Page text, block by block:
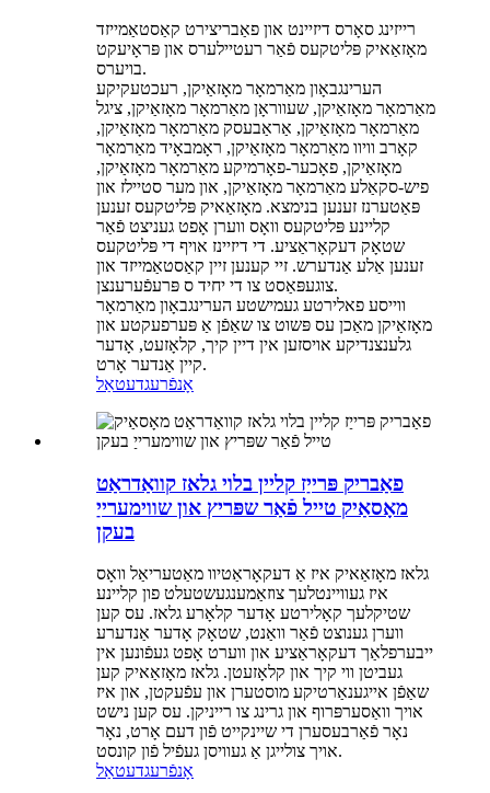
רייזינג סאָרס דיזיינט און פאַבריצירט קאַסטאַמייזד
מאָזאַאיק פּליטקעס פֿאַר רעטיילערס און פּראָיעקט
בויערס.
הערינגבאָון מאַרמאָר מאָזאַיקן, רעכטעקיקע
מאַרמאָר מאָזאַיקן, שעווראָן מאַרמאָר מאָזאַיקן, ציגל
מאַרמאָר מאָזאַיקן, אַראַבעסק מאַרמאָר מאָזאַיקן,
קאָרב וויוו מאַרמאָר מאָזאַיקן, ראָמבאָיד מאַרמאָר
מאָזאַיקן, פאָכער-פאָרמיקע מאַרמאָר מאָזאַיקן,
פיש-סקאַלע מאַרמאָר מאָזאַיקן, און מער סטיילז און
פּאַטערנז זענען בנימצא. מאָזאַאיק פּליטקעס זענען
קליינע פּליטקעס וואָס ווערן אָפט געניצט פֿאַר
שטאָק דעקאָראַציע. די דיזיינז אויף די פּליטקעס
זענען אַלע אַנדערש. זיי קענען זיין קאַסטאַמייזד און
צוגעפּאַסט צו די יחיד ס פּרעפֿערענצן.
ווייסע פאלירטע געמישטע הערינגבאָון מאַרמאָר
מאָזאַיקן מאַכן עס פּשוט צו שאַפֿן אַ פּערפעקטע און
גלענצנדיקע אויסזען אין דיין קיך, קלאָזעט, אָדער
קיין אַנדער אָרט.
אָנפֿרעגדעטאַל
פאַבריק פּרייַז קליין בלוי גלאז קוואַדראַט
מאָסאַיק טייל פֿאַר שפּריץ און שווימערייַ
בעקן
גלאז מאָזאַאיק איז אַ דעקאָראַטיוו מאַטעריאַל וואָס
איז געוויינטלעך צוזאַמענגעשטעלט פון קליינע
שטיקלעך קאָלירטע אָדער קלאָרע גלאז. עס קען
ווערן גענוצט פֿאַר וואַנט, שטאָק אָדער אַנדערע
ייבערפלאַך דעקאָראַציע און ווערט אָפט געפֿונען אין
געביטן ווי קיך און קלאָזעטן. גלאז מאָזאַאיק קען
שאַפֿן אייגענאַרטיקע מוסטערן און עפֿעקטן, און איז
אויך וואַסערפּרוף און גרינג צו רייניקן. עס קען נישט
נאָר פֿאַרבעסערן די שיינקייט פֿון דעם אָרט, נאָר
אויך צולייגן אַ געוויסן געפֿיל פֿון קונסט.
אָנפֿרעגדעטאַל